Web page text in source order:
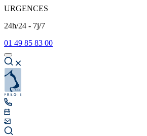
URGENCES
24h/24 - 7j/7
01 49 85 83 00